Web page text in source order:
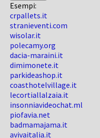
Esempi:
crpallets.it
stranieventi.com
wisolar.it
polecamy.org
dacia-maraini.it
dimimonete.it
parkideashop.it
coasthotelvillage.it
lecortiallalzaia.it
insonniavideochat.ml
piofavia.net
badmamajama.it
avivaitalia.it